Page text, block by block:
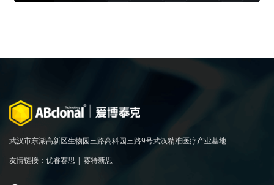
武汉市东湖高新区生物园三路高科园三路9号武汉精准医疗产业基地
友情链接： 优睿赛思 | 赛特新思